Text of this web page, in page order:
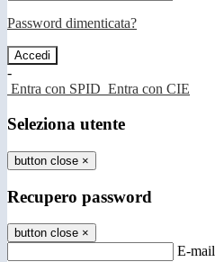
Password dimenticata?
-
Entra con SPID Entra con CIE
Seleziona utente
button close ×
Recupero password
button close ×
E-mail